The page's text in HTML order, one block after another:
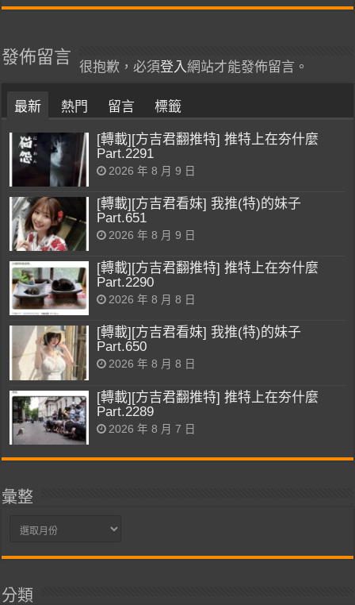
發佈留言
很抱歉，必須登入網站才能發佈留言。
最新 熱門 留言 標籤
[轉載][方吉君翻推特] 推特上在夯什麼
Part.2291
2026 年 8 月 9 日
[轉載][方吉君看妹] 我推(特)的妹子
Part.651
2026 年 8 月 9 日
[轉載][方吉君翻推特] 推特上在夯什麼
Part.2290
2026 年 8 月 8 日
[轉載][方吉君看妹] 我推(特)的妹子
Part.650
2026 年 8 月 8 日
[轉載][方吉君翻推特] 推特上在夯什麼
Part.2289
2026 年 8 月 7 日
彙整
彙
分類